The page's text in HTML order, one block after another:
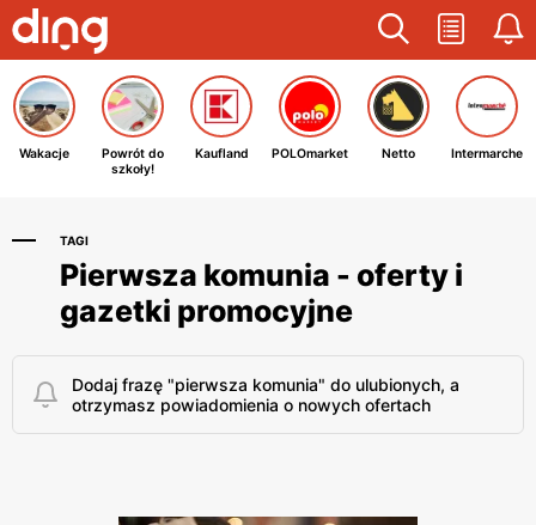
Wakacje
Powrót do
szkoły!
Kaufland POLOmarket Netto Intermarche
TAGI
Pierwsza komunia - oferty i
gazetki promocyjne
Dodaj frazę "pierwsza komunia" do ulubionych, a
otrzymasz powiadomienia o nowych ofertach